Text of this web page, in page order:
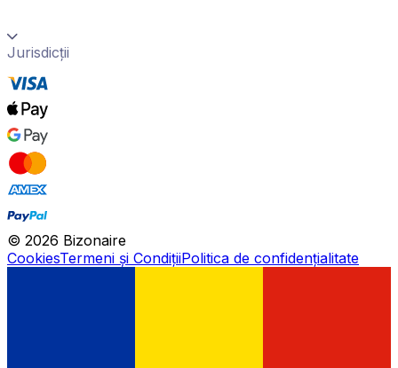
Jurisdicții
© 2026 Bizonaire
CookiesTermeni și CondițiiPolitica de confidențialitate